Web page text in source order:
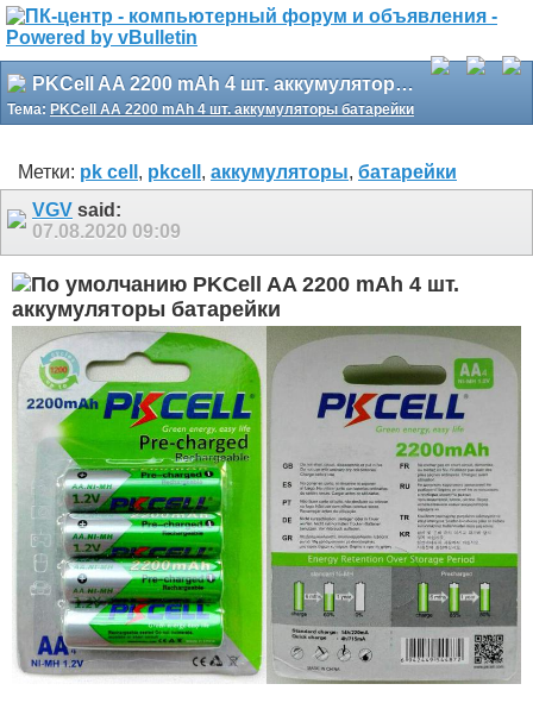
PKCell AA 2200 mAh 4 шт. аккумуляторы батарейки
Тема: PKCell AA 2200 mAh 4 шт. аккумуляторы батарейки
Метки: pk cell , pkcell , аккумуляторы, батарейки
VGV said:
07.08.2020 09:09
PKCell AA 2200 mAh 4 шт.
аккумуляторы батарейки